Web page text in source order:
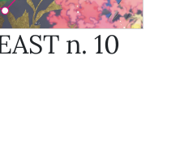
n. 10